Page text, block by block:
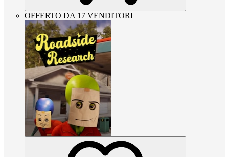
OFFERTO DA 17 VENDITORI